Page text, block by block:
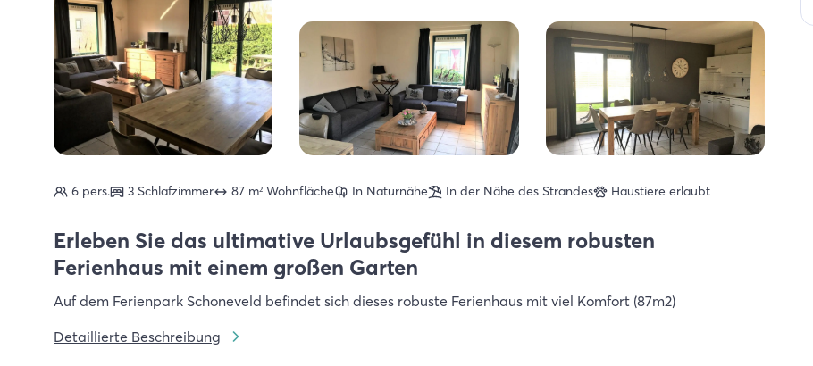
6 pers. 3 Schlafzimmer 87 m² Wohnfläche In Naturnähe In der Nähe des Strandes Haustiere erlaubt
Erleben Sie das ultimative Urlaubsgefühl in diesem robusten
Ferienhaus mit einem großen Garten
Auf dem Ferienpark Schoneveld befindet sich dieses robuste Ferienhaus mit viel Komfort (87m2)
Detaillierte Beschreibung